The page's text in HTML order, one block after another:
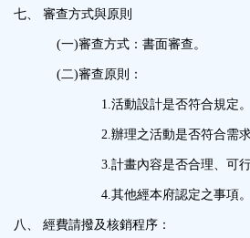
七、 審查方式與原則
(一)審查方式：書面審查。
(二)審查原則：
1.活動設計是否符合規定。
2.辦理之活動是否符合需求
3.計畫內容是否合理、可
4.其他經本府認定之事項。
八、 經費請撥及核銷程序：